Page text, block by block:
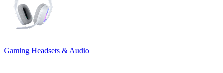
Gaming Headsets & Audio